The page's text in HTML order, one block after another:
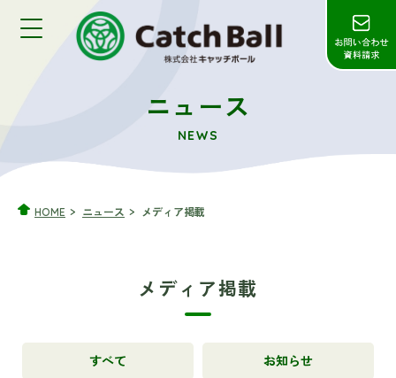
ニュース
NEWS
HOME ニュース メディア掲載
メディア掲載
すべて お知らせ